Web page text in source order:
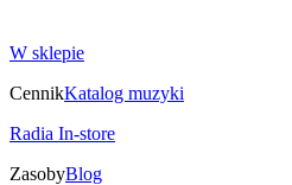
W sklepie
CennikKatalog muzyki
Radia In-store
ZasobyBlog